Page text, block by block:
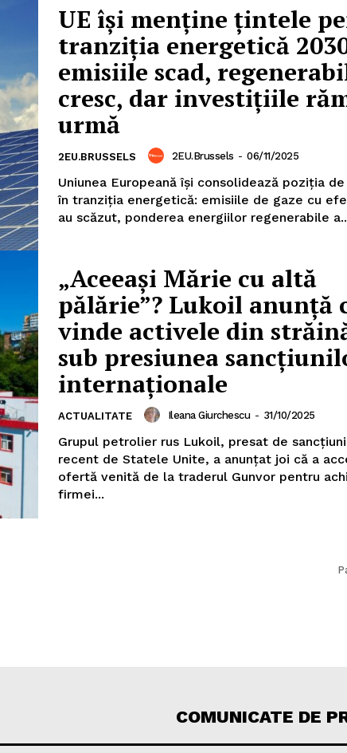
UE își menține țintele
tranziția energetică
emisiile scad,
cresc, dar investițiile
urmă
2EU.BRUSSELS 2EU.Brussels - 06/11/2025
Uniunea Europeană își consolidează poziția
în tranziția energetică: emisiile de gaze cu
au scăzut, ponderea energiilor regenerabile
„Aceeași Mărie cu altă
pălărie”? Lukoil anunță
vinde activele din
sub presiunea
internaționale
ACTUALITATE Ileana Giurchescu - 31/10/2025
Grupul petrolier rus Lukoil, presat de
recent de Statele Unite, a anunțat joi că a
ofertă venită de la traderul Gunvor pentru
firmei...
COMUNICATE DE